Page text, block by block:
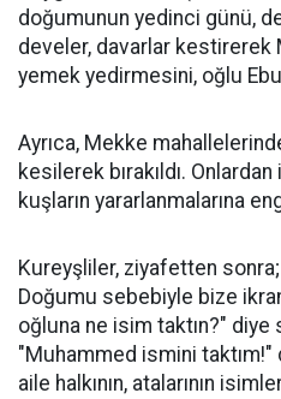
doğumunun yedinci günü,
develer, davarlar kestirerek
yemek yedirmesini, oğlu
Ayrıca, Mekke
kesilerek bırakıldı. Onlardan
kuşların yararlanmalarına
Kureyşliler, ziyafetten
Doğumu sebebiyle bize
oğluna ne isim taktın?"
"Muhammed ismini
aile halkının, atalarının